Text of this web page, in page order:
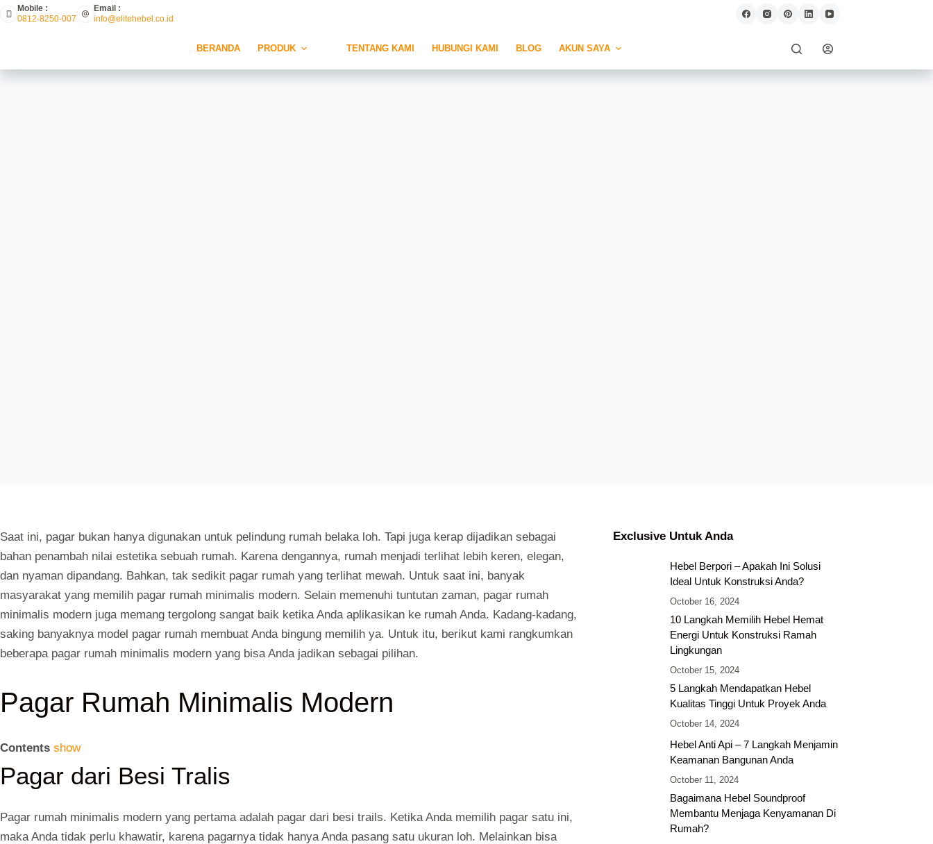
Mobile :
0812-8250-007
Email :
info@elitehebel.co.id
BERANDA PRODUK TENTANG KAMI HUBUNGI KAMI BLOG AKUN SAYA
Saat ini, pagar bukan hanya digunakan untuk pelindung rumah belaka loh. Tapi juga kerap dijadikan sebagai
bahan penambah nilai estetika sebuah rumah. Karena dengannya, rumah menjadi terlihat lebih keren, elegan,
dan nyaman dipandang. Bahkan, tak sedikit pagar rumah yang terlihat mewah. Untuk saat ini, banyak
masyarakat yang memilih pagar rumah minimalis modern. Selain memenuhi tuntutan zaman, pagar rumah
minimalis modern juga memang tergolong sangat baik ketika Anda aplikasikan ke rumah Anda. Kadang-kadang,
saking banyaknya model pagar rumah membuat Anda bingung memilih ya. Untuk itu, berikut kami rangkumkan
beberapa pagar rumah minimalis modern yang bisa Anda jadikan sebagai pilihan.
Pagar Rumah Minimalis Modern
Contents show
Pagar dari Besi Tralis
Pagar rumah minimalis modern yang pertama adalah pagar dari besi trails. Ketika Anda memilih pagar satu ini,
maka Anda tidak perlu khawatir, karena pagarnya tidak hanya Anda pasang satu ukuran loh. Melainkan bisa
Exclusive Untuk Anda
Hebel Berpori – Apakah Ini Solusi
Ideal Untuk Konstruksi Anda?
October 16, 2024
10 Langkah Memilih Hebel Hemat
Energi Untuk Konstruksi Ramah
Lingkungan
October 15, 2024
5 Langkah Mendapatkan Hebel
Kualitas Tinggi Untuk Proyek Anda
October 14, 2024
Hebel Anti Api – 7 Langkah Menjamin
Keamanan Bangunan Anda
October 11, 2024
Bagaimana Hebel Soundproof
Membantu Menjaga Kenyamanan Di
Rumah?